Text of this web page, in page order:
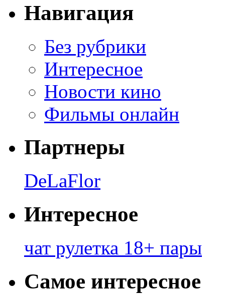
Навигация
Без рубрики
Интересное
Новости кино
Фильмы онлайн
Партнеры
DeLaFlor
Интересное
чат рулетка 18+ пары
Самое интересное